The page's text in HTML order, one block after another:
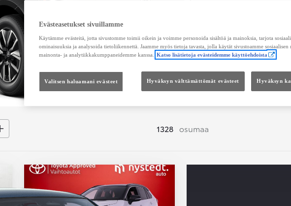
Malli
Malli
Hinta
Kokonaishinta
1328 osumaa
Evästeasetukset sivuillamme
Käytämme evästeitä, jotta sivustomme toimii oikein ja voimme personoida sisältöä ja mainoksia, tarjota
ominaisuuksia ja analysoida tietoliikennettä. Jaamme myös tietoja tavasta, jolla käytät sivustoamme sosiaalisen
mainonta- ja analytiikkakumppaneidemme kanssa.
Katso lisätietoja evästeidemme käyttöehdoista
Valitsen haluamani evästeet Hyväksyn välttämättömät evästeet Hyväksyn